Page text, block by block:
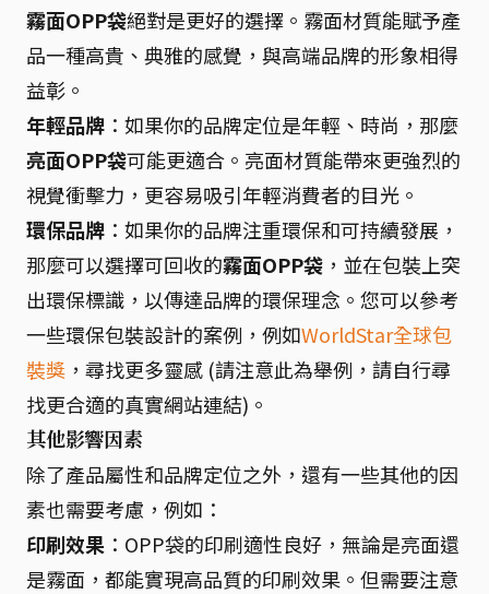
霧面OPP袋絕對是更好的選擇。霧面材質能賦予產
品一種高貴、典雅的感覺，與高端品牌的形象相得
益彰。
年輕品牌 ：如果你的品牌定位是年輕、時尚，那麼
亮面OPP袋可能更適合。亮面材質能帶來更強烈的
視覺衝擊力，更容易吸引年輕消費者的目光。
環保品牌 ：如果你的品牌注重環保和可持續發展，
那麼可以選擇可回收的霧面OPP袋 ，並在包裝上突
出環保標識，以傳達品牌的環保理念。您可以參考
一些環保包裝設計的案例，例如WorldStar全球包
裝獎 ，尋找更多靈感 (請注意此為舉例，請自行尋
找更合適的真實網站連結)。
其他影響因素
除了產品屬性和品牌定位之外，還有一些其他的因
素也需要考慮，例如：
印刷效果 ：OPP袋的印刷適性良好，無論是亮面還
是霧面，都能實現高品質的印刷效果。但需要注意